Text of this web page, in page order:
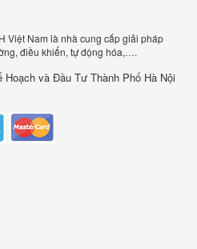
Việt Nam là nhà cung cấp giải pháp
điều khiển, tự động hóa,….
Hoạch và Đầu Tư Thành Phố Hà Nội